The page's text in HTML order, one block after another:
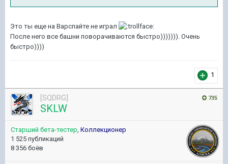
Это ты еще на Варспайте не играл
После него все башни поворачиваются быстро))))))). Очень
быстро))))
1
735
[SQDRG]
SKLW
Старший бета-тестер Коллекционер
1 525 публикаций
8 356 боёв